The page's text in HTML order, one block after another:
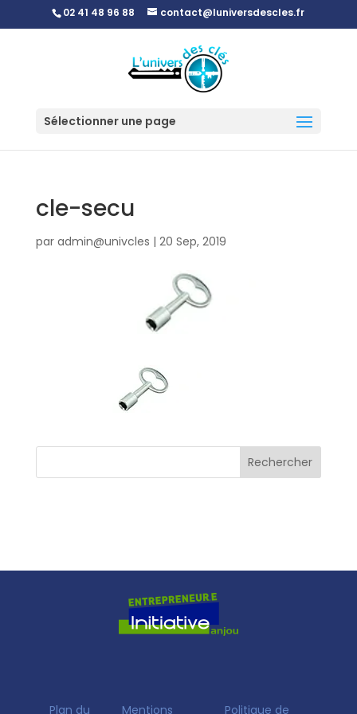
02 41 48 96 88 contact@luniversdescles.fr
Sélectionner une page
cle-secu
par admin@univcles | 20 Sep, 2019
Plan du Mentions Politique de